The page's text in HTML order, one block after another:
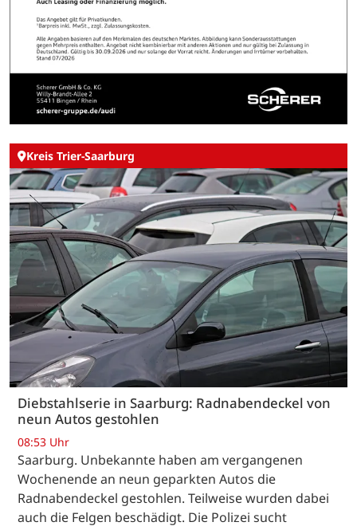
Kreis Trier-Saarburg
Diebstahlserie in Saarburg: Radnabendeckel von
neun Autos gestohlen
08:53 Uhr
Saarburg. Unbekannte haben am vergangenen
Wochenende an neun geparkten Autos die
Radnabendeckel gestohlen. Teilweise wurden dabei
auch die Felgen beschädigt. Die Polizei sucht